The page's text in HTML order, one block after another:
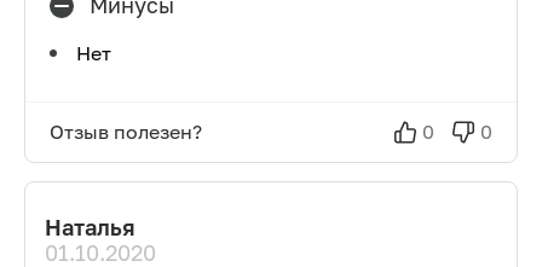
Нет
Отзыв полезен? 0 0
Наталья
01.10.2020